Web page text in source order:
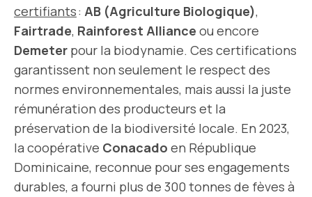
certifiants: AB (Agriculture Biologique),
Fairtrade, Rainforest Alliance ou encore
Demeter pour la biodynamie. Ces certifications
garantissent non seulement le respect des
normes environnementales, mais aussi la juste
rémunération des producteurs et la
préservation de la biodiversité locale. En 2023,
la coopérative Conacado en République
Dominicaine, reconnue pour ses engagements
durables, a fourni plus de 300 tonnes de fèves à